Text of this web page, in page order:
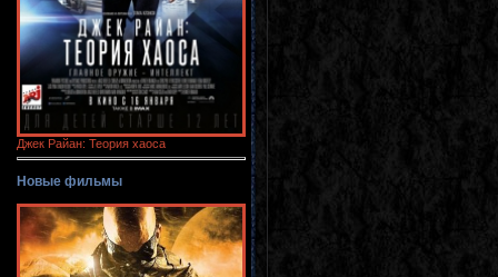
Джек Райан: Теория хаоса
Новые фильмы